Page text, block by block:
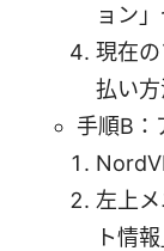
ョン
現在
払い
手順B：
左上
ト情